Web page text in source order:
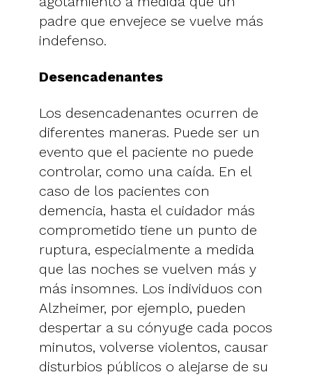
padre que envejece se vuelve más
indefenso.
Desencadenantes
Los desencadenantes ocurren de
diferentes maneras. Puede ser un
evento que el paciente no puede
controlar, como una caída. En el
caso de los pacientes con
demencia, hasta el cuidador más
comprometido tiene un punto de
ruptura, especialmente a medida
que las noches se vuelven más y
más insomnes. Los individuos con
Alzheimer, por ejemplo, pueden
despertar a su cónyuge cada pocos
minutos, volverse violentos, causar
disturbios públicos o alejarse de su